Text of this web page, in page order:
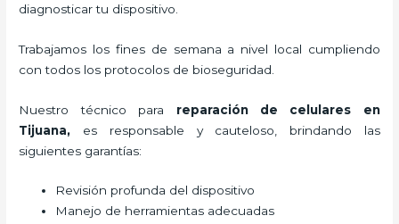
diagnosticar tu dispositivo.
Trabajamos los fines de semana a nivel local cumpliendo
con todos los protocolos de bioseguridad.
Nuestro técnico para reparación de celulares en
Tijuana, es responsable y cauteloso, brindando las
siguientes garantías:
Revisión profunda del dispositivo
Manejo de herramientas adecuadas